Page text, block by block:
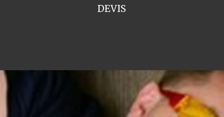
DEVIS